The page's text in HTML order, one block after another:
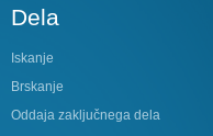
Dela
Iskanje
Brskanje
Oddaja zaključnega dela